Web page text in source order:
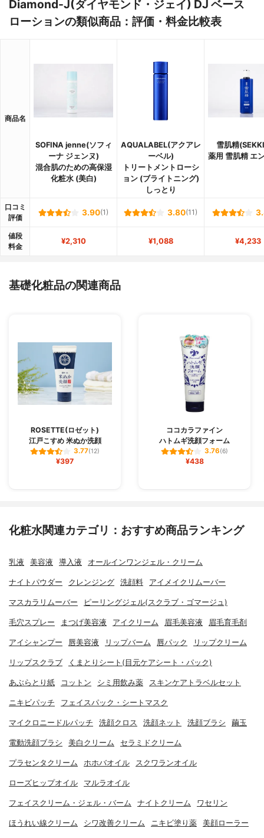
Diamond-J(ダイヤモンド・ジェイ) DJ ベース
ローションの類似商品：評価・料金比較表
商品名
SOFINA jenne(ソフィ
ーナ ジェンヌ)
混合肌のための高保湿
化粧水 (美白)
AQUALABEL(アクアレ
ーベル)
トリートメントローシ
ョン (ブライトニング)
しっとり
雪肌精
薬用 雪肌精 エ
口コミ
評価
3.90(1) 3.80(11)
値段
料金
¥2,310 ¥1,088 ¥4,233
基礎化粧品の関連商品
ROSETTE(ロゼット)
江戸こすめ 米ぬか洗顔
3.77(12)
¥397
ココカラファイン
ハトムギ洗顔フォーム
3.76(6)
¥438
化粧水関連カテゴリ：おすすめ商品ランキング
乳液 美容液 導入液 オールインワンジェル・クリーム
ナイトパウダー クレンジング 洗顔料 アイメイクリムーバー
マスカラリムーバー ピーリングジェル(スクラブ・ゴマージュ)
毛穴スプレー まつげ美容液 アイクリーム 眉毛美容液 眉毛育毛剤
アイシャンプー 唇美容液 リップバーム 唇パック リップクリーム
リップスクラブ くまとりシート(目元ケアシート・パック)
あぶらとり紙 コットン シミ用飲み薬 スキンケアトラベルセット
ニキビパッチ フェイスパック・シートマスク
マイクロニードルパッチ 洗顔クロス 洗顔ネット 洗顔ブラシ 繭玉
電動洗顔ブラシ 美白クリーム セラミドクリーム
プラセンタクリーム ホホバオイル スクワランオイル
ローズヒップオイル マルラオイル
フェイスクリーム・ジェル・バーム ナイトクリーム ワセリン
ほうれい線クリーム シワ改善クリーム ニキビ塗り薬 美顔ローラー